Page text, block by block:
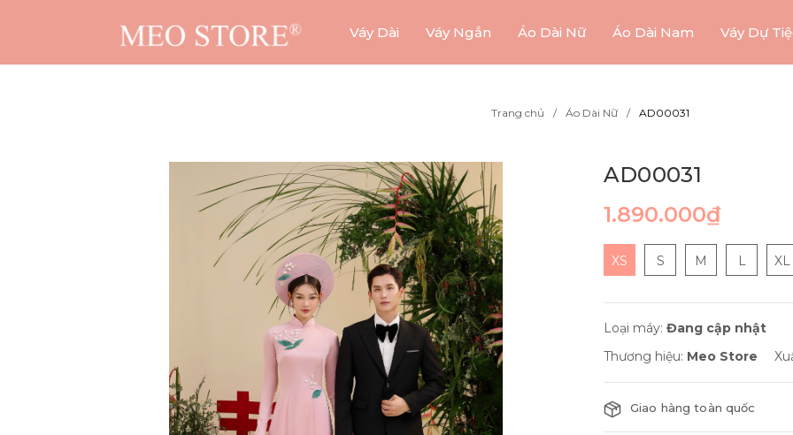
Váy Dài Váy Ngắn Áo Dài Nữ Áo Dài Nam Váy Dự
Trang chủ Áo Dài Nữ AD00031
AD00031
1.890.000₫
XS S M L XL
Loại máy: Đang cập nhật
Thương hiệu: Meo Store
Giao hàng toàn quốc